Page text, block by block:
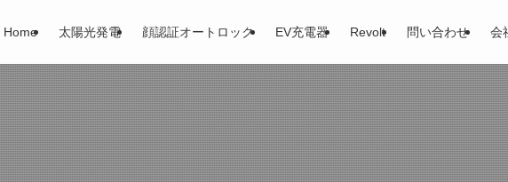
Home 太陽光発電 顔認証オートロック EV充電器 Revolt 問い合わせ 会